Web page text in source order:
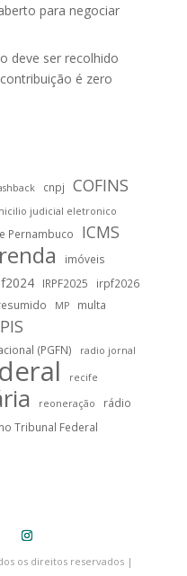
para negociar
deve ser recolhido
é zero
cnpj COFINS
judicial eletronico
Pernambuco ICMS
imóveis
IRPF2025
irpf2026
MP multa
PIS
(PGFN) radio jornal
recife
reoneração rádio
Tribunal Federal
os direitos reservados |